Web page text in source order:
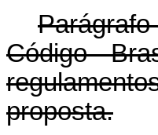
Código
proposta.